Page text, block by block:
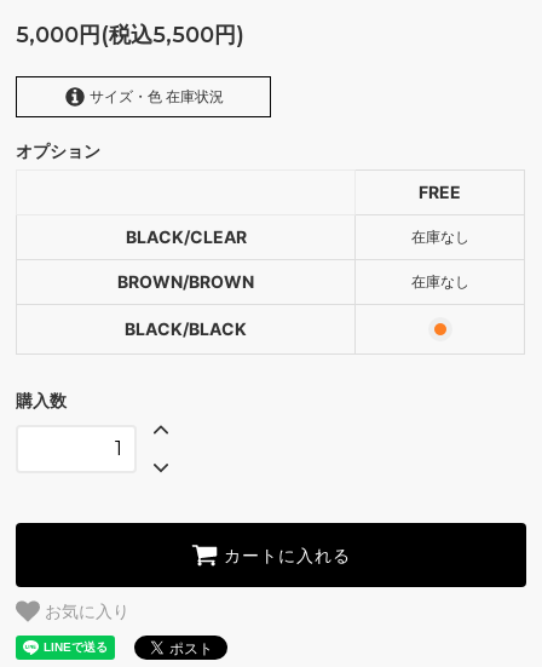
5,000円(税込5,500円)
サイズ・色 在庫状況
BLACK/CLEAR
オプション
FREE
BLACK/CLEAR 在庫なし
BROWN/BROWN 在庫なし
BLACK/BLACK
購入数
カートに入れる
お気に入り